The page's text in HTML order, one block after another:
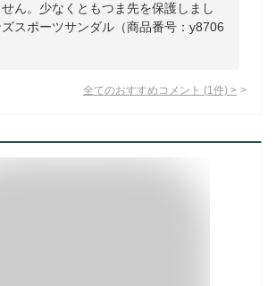
ん。少なくともつま先を保護しまし
スポーツサンダル（商品番号：y8706
全てのおすすめコメント (1 件) >